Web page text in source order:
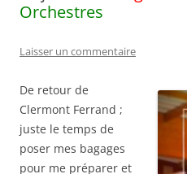
Orchestres
Laisser un commentaire
De retour de
Clermont Ferrand ;
juste le temps de
poser mes bagages
pour me préparer et